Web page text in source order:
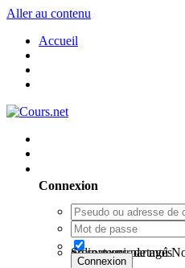
Aller au contenu
Accueil
Connexion
Se souvenir de moi
Non recommandé sur les ordinateurs partagés
Connexion